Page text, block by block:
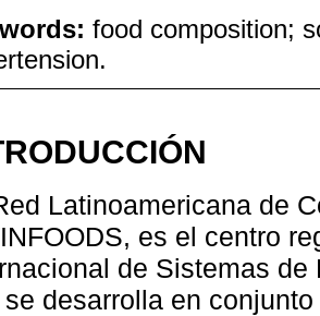
food composition;
Latinoamericana de
es el centro
de Sistemas de
se desarrolla en